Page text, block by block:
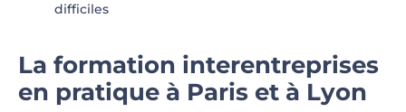
difficiles
La formation interentreprises
en pratique à Paris et à Lyon